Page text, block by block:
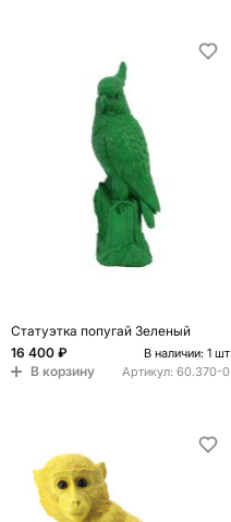
Статуэтка попугай Зеленый
16 400 ₽
В наличии: 1 шт
В корзину Артикул: 60.370-0